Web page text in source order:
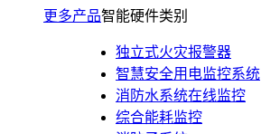
更多产品智能硬件类别
独立式火灾报警器
智慧安全用电监控系统
消防水系统在线监控
综合能耗监控